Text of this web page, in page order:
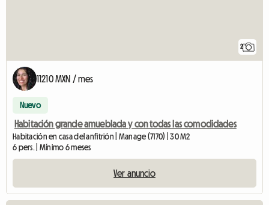
2
11210 MXN / mes
Nuevo
Habitación grande amueblada y con todas las comodidades
Habitación en casa del anfitrión | Manage (7170) | 30 M2
6 pers. | Mínimo 6 meses
Ver anuncio